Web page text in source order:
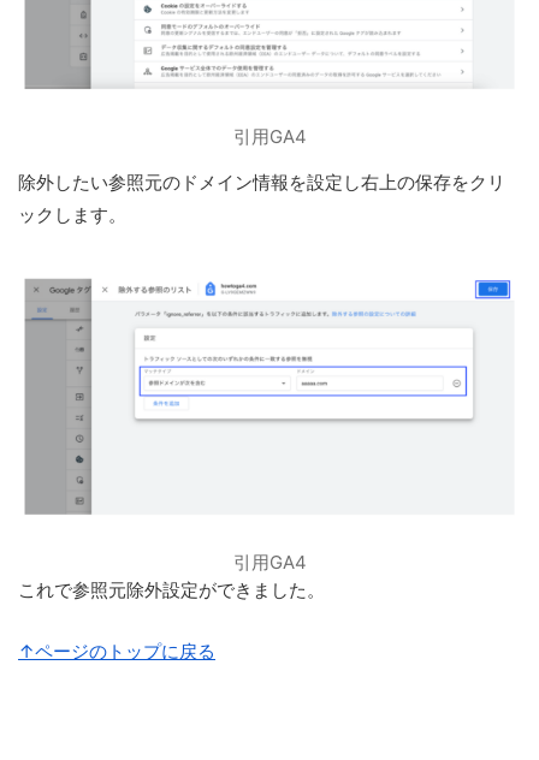
引用GA4
除外したい参照元のドメイン情報を設定し右上の保存をクリ
ックします。
引用GA4
これで参照元除外設定ができました。
↑ページのトップに戻る